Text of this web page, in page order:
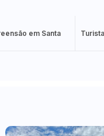
em Santa